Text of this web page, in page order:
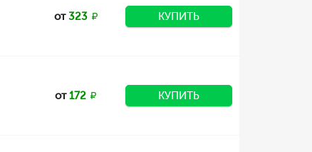
от323 КУПИТЬ
от172 КУПИТЬ